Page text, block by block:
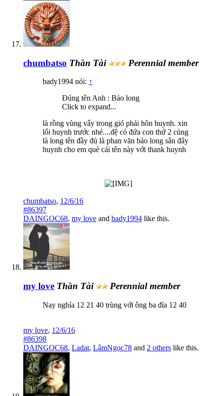
chumbatso Thần Tài Perennial member
bady1994 nói: ↑
Đúng tên Anh : Bảo long
Click to expand...
là rồng vùng vẩy trong gió phải hôn huynh. xin
lổi huynh trước nhé....đệ có đứa con thứ 2 củng
là long tên đầy đủ là phan văn bảo long sẳn đây
huynh cho em quẻ cái tên này với thank huynh
chumbatso, 12/6/16
#86397
DAINGOC68, my love and bady1994 like this.
my love Thần Tài Perennial member
Nay nghía 12 21 40 trùng với ông ba đía 12 40
my love, 12/6/16
#86398
DAINGOC68, Ladat, LâmNgọc78 and 2 others like this.